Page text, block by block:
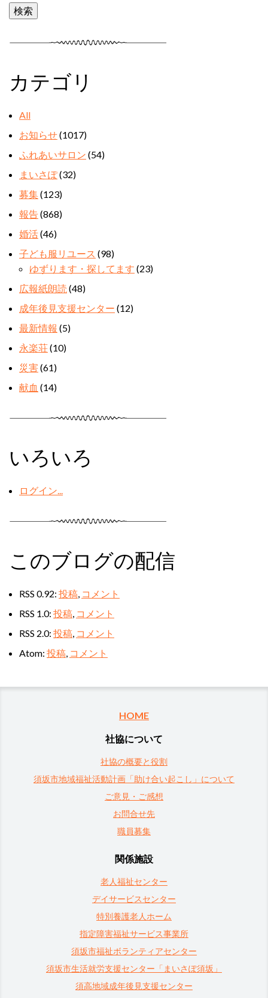
カテゴリ
All
お知らせ(1017)
ふれあいサロン (54)
まいさぽ(32)
募集(123)
報告(868)
婚活(46)
子ども服リユース (98)
ゆずります・探してます (23)
広報紙朗読 (48)
成年後見支援センター (12)
最新情報 (5)
永楽荘(10)
災害(61)
献血 (14)
いろいろ
ログイン...
このブログの配信
RSS 0.92: 投稿, コメント
RSS 1.0: 投稿, コメント
RSS 2.0: 投稿, コメント
Atom: 投稿, コメント
HOME
社協について
社協の概要と役割
須坂市地域福祉活動計画「助け合い起こし」について
ご意見・ご感想
お問合せ先
職員募集
関係施設
老人福祉センター
デイサービスセンター
特別養護老人ホーム
指定障害福祉サービス事業所
須坂市福祉ボランティアセンター
須坂市生活就労支援センター「まいさぽ須坂」
須高地域成年後見支援センター